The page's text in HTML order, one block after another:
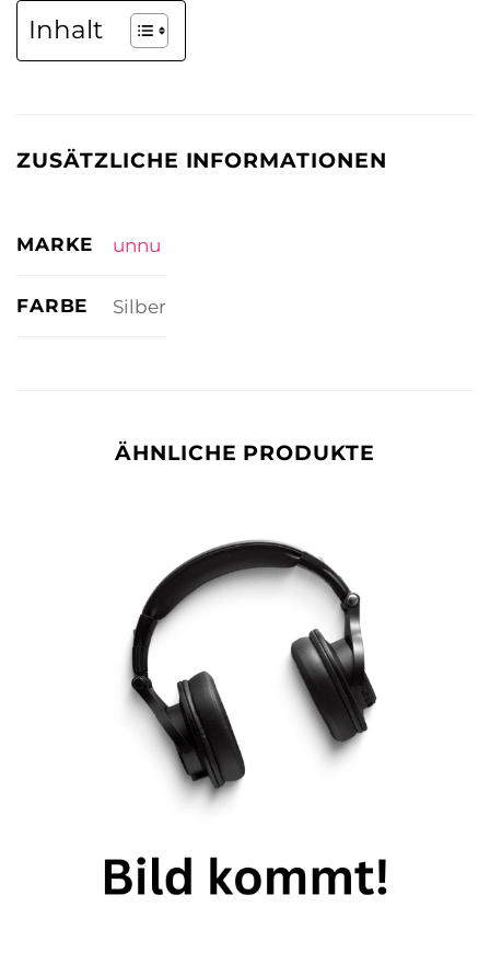
Inhalt
ZUSÄTZLICHE INFORMATIONEN
MARKE unnu
FARBE Silber
ÄHNLICHE PRODUKTE